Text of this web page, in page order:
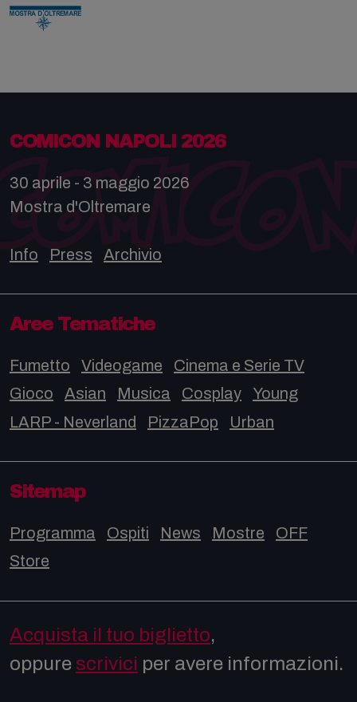
COMICON NAPOLI 2026
30 aprile - 3 maggio 2026
Mostra d'Oltremare
Info Press Archivio
Aree Tematiche
Fumetto Videogame
Cinema e Serie TV
Gioco
Asian Musica Cosplay
Young
LARP - Neverland
PizzaPop Urban
Sitemap
Programma Ospiti News Mostre
OFF
Store
Acquista il tuo biglietto,
oppure scrivici per avere informazioni.